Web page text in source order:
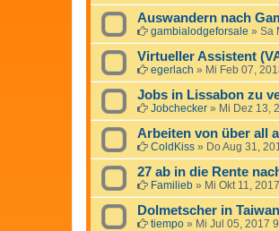
Auswandern nach
gambialodgeforsale » Sa
Virtueller Assistent
egerlach » Mi Feb 07,
Jobs in Lissabon zu
Jobchecker » Mi Dez 13,
Arbeiten von über all
ColdKiss » Do Aug 31,
27 ab in die Rente
Familieb » Mi Okt 11,
Dolmetscher in
tiempo » Mi Jul 05, 2017